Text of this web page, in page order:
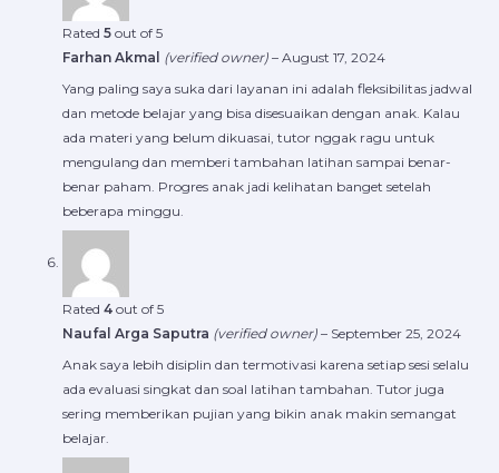
Rated 5 out of 5
Farhan Akmal (verified owner) – August 17, 2024
Yang paling saya suka dari layanan ini adalah fleksibilitas jadwal
dan metode belajar yang bisa disesuaikan dengan anak. Kalau
ada materi yang belum dikuasai, tutor nggak ragu untuk
mengulang dan memberi tambahan latihan sampai benar-
benar paham. Progres anak jadi kelihatan banget setelah
beberapa minggu.
Rated 4 out of 5
Naufal Arga Saputra (verified owner) – September 25, 2024
Anak saya lebih disiplin dan termotivasi karena setiap sesi selalu
ada evaluasi singkat dan soal latihan tambahan. Tutor juga
sering memberikan pujian yang bikin anak makin semangat
belajar.